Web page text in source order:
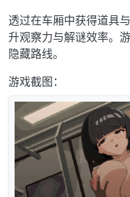
透过在车厢中获得道具
升观察力与解谜效率。
隐藏路线。
游戏截图：